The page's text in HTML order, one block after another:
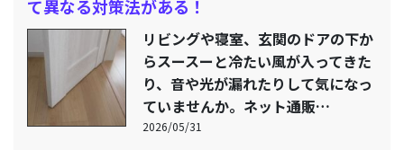
て異なる対策法がある！
リビングや寝室、玄関のドアの下か
らスースーと冷たい風が入ってきた
り、音や光が漏れたりして気になっ
ていませんか。ネット通販…
2026/05/31